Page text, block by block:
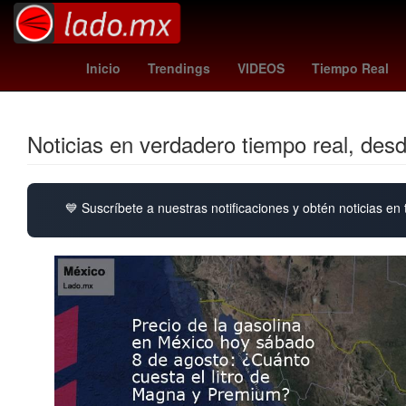
Inicio Trendings VIDEOS Tiempo Real
Pago celtics Tribunal Superior de Justicia de la
Noticias en verdadero tiempo real,
💙 Suscríbete a nuestras notificaciones y obtén noticias en